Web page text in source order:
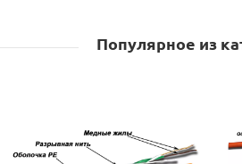
Популярное из